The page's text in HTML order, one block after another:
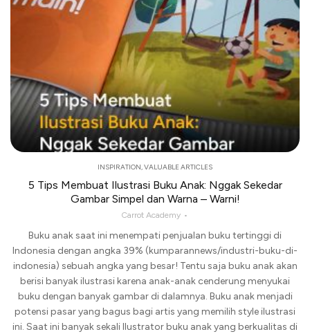
INSPIRATION VALUABLE ARTICLES
5 Tips Membuat Ilustrasi Buku Anak: Nggak Sekedar
Gambar Simpel dan Warna – Warni!
Carrot Academy
Buku anak saat ini menempati penjualan buku tertinggi di
Indonesia dengan angka 39% (kumparannews/industri-buku-di-
indonesia) sebuah angka yang besar! Tentu saja buku anak akan
berisi banyak ilustrasi karena anak-anak cenderung menyukai
buku dengan banyak gambar di dalamnya. Buku anak menjadi
potensi pasar yang bagus bagi artis yang memilih style ilustrasi
ini. Saat ini banyak sekali Ilustrator buku anak yang berkualitas di